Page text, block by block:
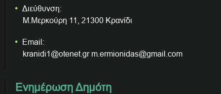
Διεύθυνση:
Μ.Μερκούρη 11, 21300 Κρανίδι
Email:
kranidi1@otenet.gr m.ermionidas@gmail.com
Ενημέρωση Δημότη